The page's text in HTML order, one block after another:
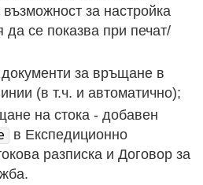
за настройка
да се показва при печат/
за връщане в
(в т.ч. и автоматично);
на стока - добавен
в Експедиционно
разписка и Договор за